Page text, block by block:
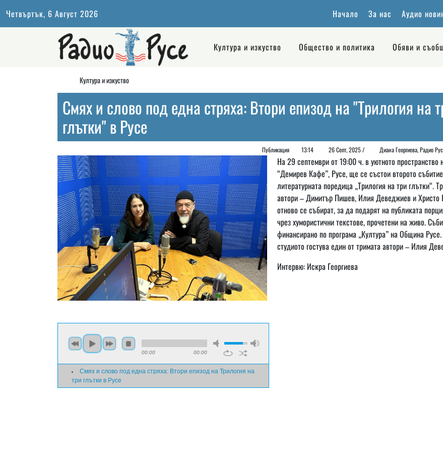
Четвъртък, 6 Август 2026 Начало За нас Аудио
Култура и изкуство Общество и политика Обяви и
Култура и изкуство
Смях и слово под една стряха: Втори епизод на "Трилогия на
глътки" в Русе
Публикация 13:14 26 Септ, 2025 / Диана Георгиeва, Радио
На 29 септември от 19:00 ч. в уютното пространство
“Демирев Кафе”, Русе, ще се състои второто
литературната поредица „Трилогия на три глътки“.
автори – Димитър Пишев, Илия Деведжиев и Христо
отново се събират, за да подарят на публиката
чрез хумористични текстове, прочетени на живо.
финансирано по програма „Култура” на Община
студиото гостува един от тримата автори – Илия
Интервю: Искра Георгиева
00:00 00:00
Смях и слово под една стряха: Втори епизод на Трилогия на
три глътки в Русе